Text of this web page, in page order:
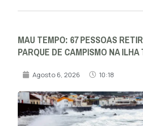
MAU TEMPO: 67 PESSOAS
PARQUE DE CAMPISMO NA
Agosto 6, 2026 10:18